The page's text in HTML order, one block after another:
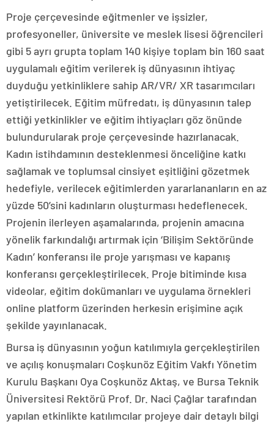
Proje çerçevesinde eğitmenler ve işsizler,
profesyoneller, üniversite ve meslek lisesi öğrencileri
gibi 5 ayrı grupta toplam 140 kişiye toplam bin 160 saat
uygulamalı eğitim verilerek iş dünyasının ihtiyaç
duyduğu yetkinliklere sahip AR/VR/ XR tasarımcıları
yetiştirilecek. Eğitim müfredatı, iş dünyasının talep
ettiği yetkinlikler ve eğitim ihtiyaçları göz önünde
bulundurularak proje çerçevesinde hazırlanacak.
Kadın istihdamının desteklenmesi önceliğine katkı
sağlamak ve toplumsal cinsiyet eşitliğini gözetmek
hedefiyle, verilecek eğitimlerden yararlananların en az
yüzde 50’sini kadınların oluşturması hedeflenecek.
Projenin ilerleyen aşamalarında, projenin amacına
yönelik farkındalığı artırmak için ‘Bilişim Sektöründe
Kadın’ konferansı ile proje yarışması ve kapanış
konferansı gerçekleştirilecek. Proje bitiminde kısa
videolar, eğitim dokümanları ve uygulama örnekleri
online platform üzerinden herkesin erişimine açık
şekilde yayınlanacak.
Bursa iş dünyasının yoğun katılımıyla gerçekleştirilen
ve açılış konuşmaları Coşkunöz Eğitim Vakfı Yönetim
Kurulu Başkanı Oya Coşkunöz Aktaş, ve Bursa Teknik
Üniversitesi Rektörü Prof. Dr. Naci Çağlar tarafından
yapılan etkinlikte katılımcılar projeye dair detaylı bilgi